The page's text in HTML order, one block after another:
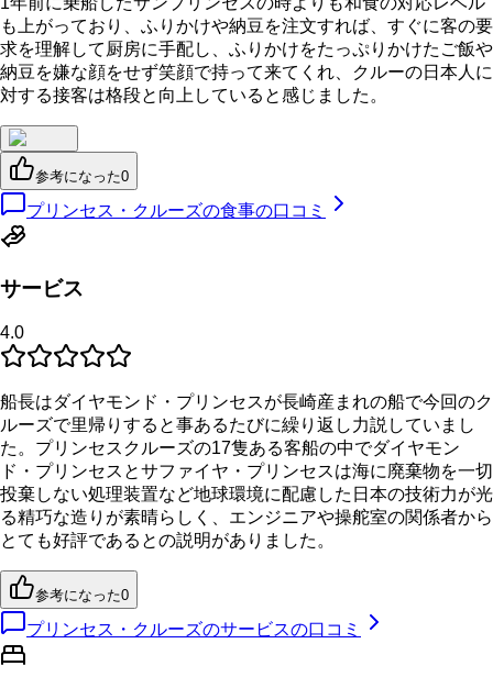
も上がっており、ふりかけや納豆を注文すれば、すぐに客の要
求を理解して厨房に手配し、ふりかけをたっぷりかけたご飯や
納豆を嫌な顔をせず笑顔で持って来てくれ、クルーの日本人に
対する接客は格段と向上していると感じました。
参考になった0
プリンセス・クルーズの食事の口コミ
サービス
4.0
船長はダイヤモンド・プリンセスが長崎産まれの船で今回のク
ルーズで里帰りすると事あるたびに繰り返し力説していまし
た。プリンセスクルーズの17隻ある客船の中でダイヤモン
ド・プリンセスとサファイヤ・プリンセスは海に廃棄物を一切
投棄しない処理装置など地球環境に配慮した日本の技術力が光
る精巧な造りが素晴らしく、エンジニアや操舵室の関係者から
とても好評であるとの説明がありました。
参考になった0
プリンセス・クルーズのサービスの口コミ